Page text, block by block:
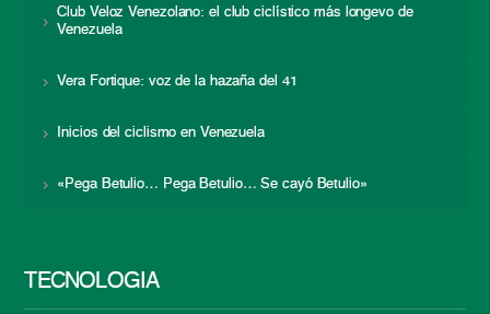
Club Veloz Venezolano: el club ciclístico más longevo de
Venezuela
Vera Fortique: voz de la hazaña del 41
Inicios del ciclismo en Venezuela
«Pega Betulio… Pega Betulio… Se cayó Betulio»
TECNOLOGÍA